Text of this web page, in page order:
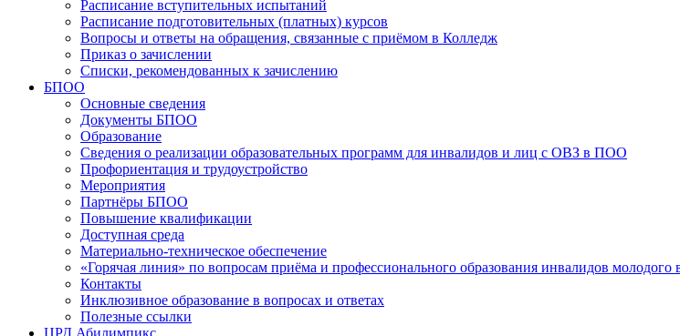
Расписание вступительных испытаний
Расписание подготовительных (платных) курсов
Вопросы и ответы на обращения, связанные с приёмом в Колледж
Приказ о зачислении
Списки, рекомендованных к зачислению
БПОО
Основные сведения
Документы БПОО
Образование
Сведения о реализации образовательных программ для инвалидов и лиц с ОВЗ в ПОО
Профориентация и трудоустройство
Мероприятия
Партнёры БПОО
Повышение квалификации
Доступная среда
Материально-техническое обеспечение
«Горячая линия» по вопросам приёма и профессионального образования инвалидов
Контакты
Инклюзивное образование в вопросах и ответах
Полезные ссылки
ЦРД Абилимпикс